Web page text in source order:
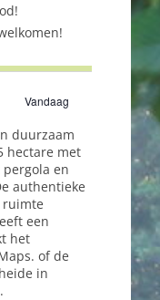
Vandaag
duurzaam
hectare met
en
authentieke
een
het
of de
in